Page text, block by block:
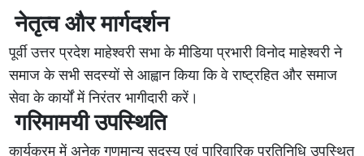
नेतृत्व और मार्गदर्शन
पूर्वी उत्तर प्रदेश माहेश्वरी सभा के मीडिया प्रभारी विनोद माहेश्वरी ने
समाज के सभी सदस्यों से आह्वान किया कि वे राष्ट्रहित और समाज
सेवा के कार्यों में निरंतर भागीदारी करें।
गरिमामयी उपस्थिति
कार्यक्रम में अनेक गणमान्य सदस्य एवं पारिवारिक प्रतिनिधि उपस्थित